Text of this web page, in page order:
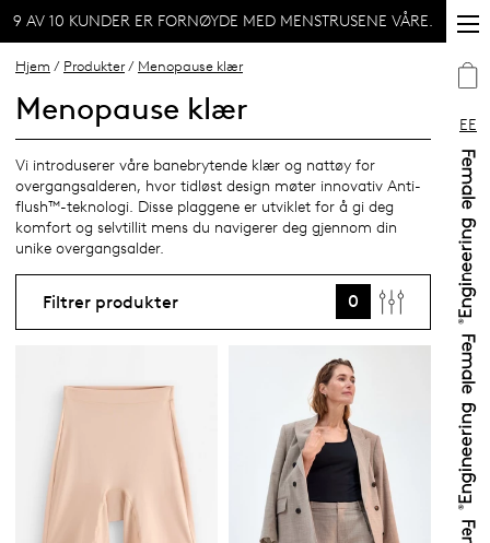
EE
9 AV 10 KUNDER ER FORNØYDE MED MENSTRUSENE VÅRE.
Hjem / Produkter/ Menopause klær
Menopause klær
Vi introduserer våre banebrytende klær og nattøy for
overgangsalderen, hvor tidløst design møter innovativ Anti-
flush™-teknologi. Disse plaggene er utviklet for å gi deg
komfort og selvtillit mens du navigerer deg gjennom din
unike overgangsalder.
Filtrer produkter 0